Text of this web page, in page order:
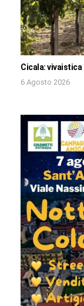
Cicala:
6 Agosto 2026